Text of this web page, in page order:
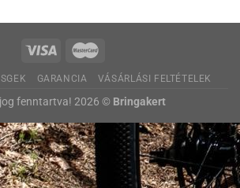
GARANCIA VÁSÁRLÁSI FELTÉTELEK
fenntartva! 2026 © Bringakert